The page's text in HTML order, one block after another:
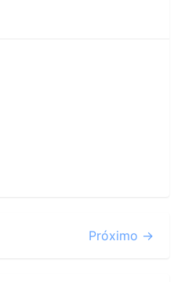
Próximo →